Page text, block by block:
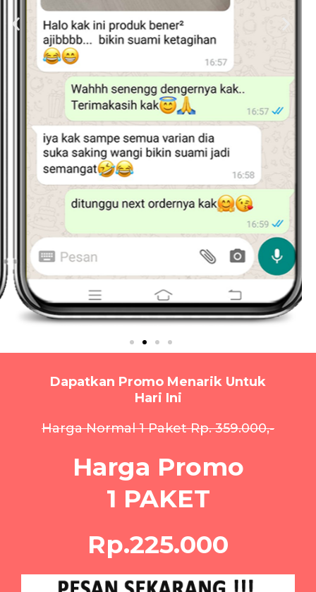
Dapatkan Promo Menarik Untuk
Hari Ini
Harga Normal 1 Paket Rp. 359.000,-
Harga Promo
1 PAKET
Rp.225.000